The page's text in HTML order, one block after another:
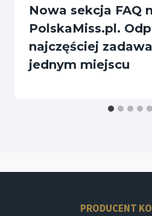
Nowa sekcja FAQ
PolskaMiss.pl.
najczęściej
jednym miejscu
PRODUCENT